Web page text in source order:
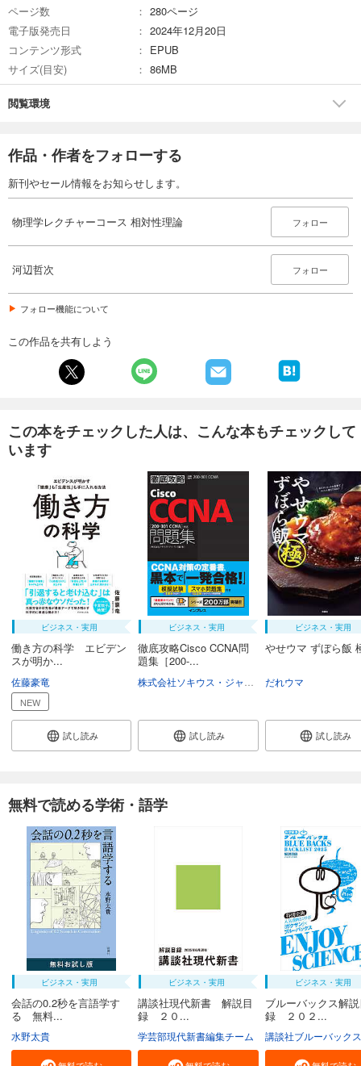
ページ数
280ページ
電子版発売日
2024年12月20日
コンテンツ形式
EPUB
サイズ(目安)
86MB
閲覧環境
作品・作者をフォローする
新刊やセール情報をお知らせします。
物理学レクチャーコース 相対性理論 フォロー
河辺哲次 フォロー
フォロー機能について
この作品を共有しよう
この本をチェックした人は、こんな本もチェックして
います
ビジネス・実用
働き方の科学 エビデン
スが明か...
佐藤豪竜
NEW
試し読み
ビジネス・実用
徹底攻略Cisco CCNA問
題集［200-...
試し読み
ビジネス・実用
やせウマ ずぼら飯
だれウマ
試し読み
無料で読める学術・語学
ビジネス・実用
会話の0.2秒を言語学す
る 無料...
水野太貴
ビジネス・実用
講談社現代新書 解説目
録 ２０...
学芸部現代新書編集チーム
ビジネス・実用
ブルーバックス解
録 ２０２...
講談社ブルーバックス